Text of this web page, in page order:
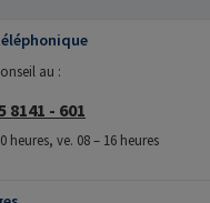
au :
8141 - 601
heures, ve. 08 – 16 heures